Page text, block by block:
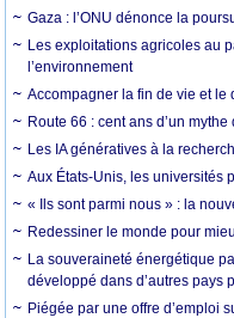
Gaza : l’ONU dénonce la
Les exploitations agricoles au
l’environnement
Accompagner la fin de vie et le
Route 66 : cent ans d’un
Les IA génératives à la
Aux États-Unis, les universités
« Ils sont parmi nous » : la
Redessiner le monde pour
La souveraineté énergétique
développé dans d’autres pays
Piégée par une offre d’emploi